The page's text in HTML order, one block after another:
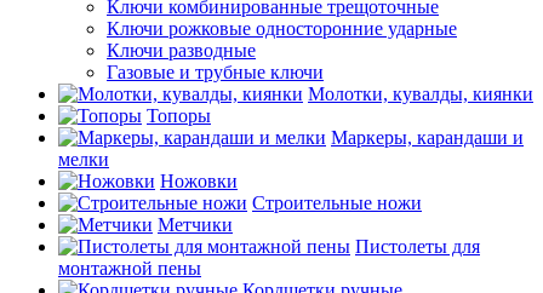
Ключи комбинированные трещоточные
Ключи рожковые односторонние ударные
Ключи разводные
Газовые и трубные ключи
Молотки, кувалды, киянки
Топоры
Маркеры, карандаши и
мелки
Ножовки
Строительные ножи
Метчики
Пистолеты для
монтажной пены